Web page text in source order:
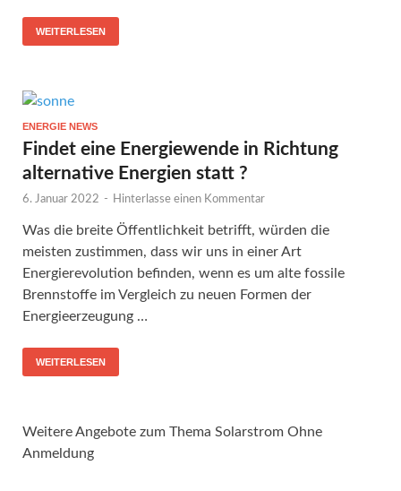
WEITERLESEN
ENERGIE NEWS
Findet eine Energiewende in Richtung
alternative Energien statt ?
6. Januar 2022 - Hinterlasse einen Kommentar
Was die breite Öffentlichkeit betrifft, würden die
meisten zustimmen, dass wir uns in einer Art
Energierevolution befinden, wenn es um alte fossile
Brennstoffe im Vergleich zu neuen Formen der
Energieerzeugung …
WEITERLESEN
Weitere Angebote zum Thema Solarstrom Ohne
Anmeldung